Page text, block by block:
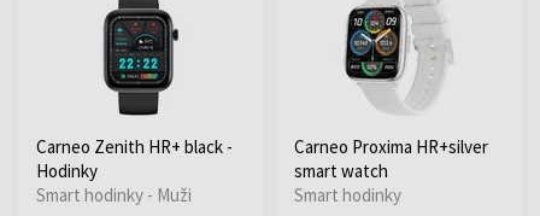
Carneo Zenith HR+ black -
Hodinky
Smart hodinky - Muži
Carneo Proxima HR+silver
smart watch
Smart hodinky